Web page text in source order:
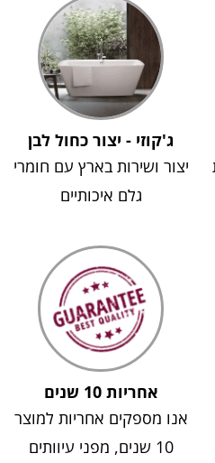
ג'קוזי - יצור כחול לבן
יצור ושירות בארץ עם חומרי
גלם איכותיים
אחריות 10 שנים
אנו מספקים אחריות למוצר
10 שנים, מפני עיוותים